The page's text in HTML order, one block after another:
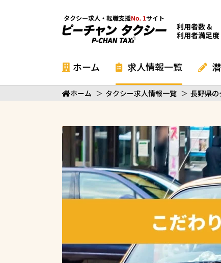
ホーム 求人情報一覧
ホーム ＞ タクシー求人情報一覧 ＞ 長野県